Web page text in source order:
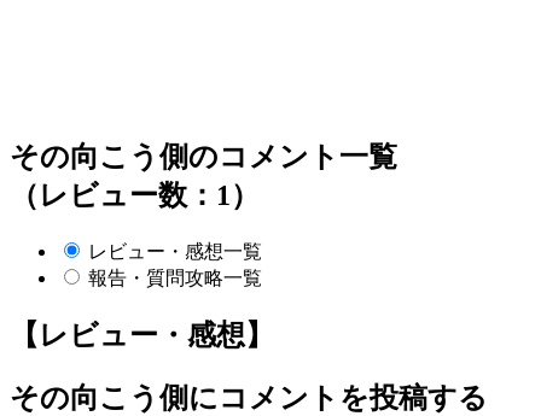
その向こう側のコメント一覧
（レビュー数：1）
レビュー・感想一覧
報告・質問攻略一覧
【レビュー・感想】
その向こう側 にコメントを投稿する